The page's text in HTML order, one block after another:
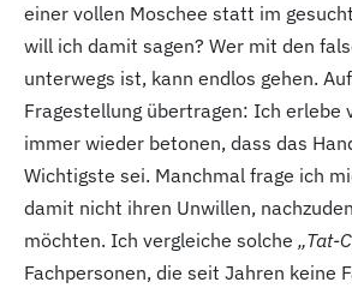
einer vollen Moschee statt im
will ich damit sagen? Wer mit den
unterwegs ist, kann endlos gehen.
Fragestellung übertragen: Ich erlebe
immer wieder betonen, dass das
Wichtigste sei. Manchmal frage ich
damit nicht ihren Unwillen,
möchten. Ich vergleiche solche „Tat-
Fachpersonen, die seit Jahren keine